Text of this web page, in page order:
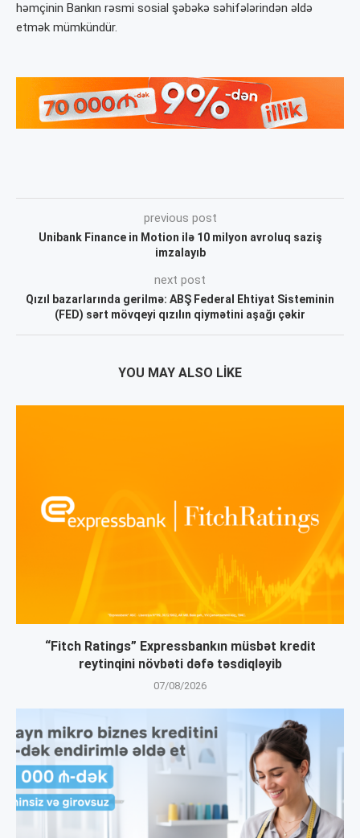
həmçinin Bankın rəsmi sosial şəbəkə səhifələrindən əldə
etmək mümkündür.
previous post
Unibank Finance in Motion ilə 10 milyon avroluq saziş
imzalayıb
next post
Qızıl bazarlarında gerilmə: ABŞ Federal Ehtiyat Sisteminin
(FED) sərt mövqeyi qızılın qiymətini aşağı çəkir
YOU MAY ALSO LIKE
“Fitch Ratings” Expressbankın müsbət kredit
reytinqini növbəti dəfə təsdiqləyib
07/08/2026